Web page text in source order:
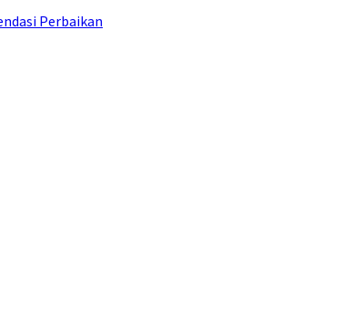
Perbaikan